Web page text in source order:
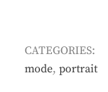
CATEGORIES:
mode, portrait